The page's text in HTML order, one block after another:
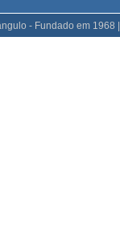
- Fundado em